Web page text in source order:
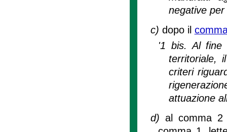
negative
c) dopo il
'1 bis. Al fine
territoriale,
criteri
attuazione
d) al comma 2